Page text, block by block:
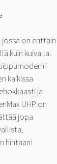
jossa on erittäin
kuin kuivalla.
kaikissa
ja
UHP on
jopa
hintaan!